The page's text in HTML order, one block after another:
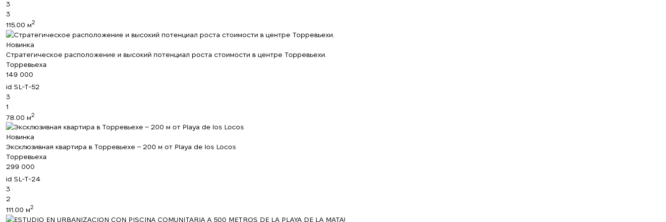
3
3
115.00 м2
Новинка
Стратегическое расположение и высокий потенциал роста стоимости в центре Торревьехи.
Торревьеха
149 000
id SL-T-52
3
1
78.00 м2
Новинка
Эксклюзивная квартира в Торревьехе – 200 м от Playa de los Locos
Торревьеха
299 000
id SL-T-24
3
2
111.00 м2